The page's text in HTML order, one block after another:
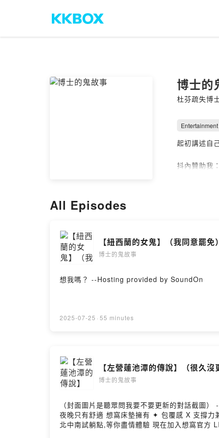
博士的
杜芬疏失博
Entertainment
起初講述自
抖內贊助我
All Episodes
【紐西蘭的女鬼】（我同意罷免
博士的鬼故事
想我嗎？ --Hosting provided by SoundOn
2025-07-25 · 55 minutes
【左營蓮池潭的傳說】（很久
博士的鬼故事
（封面圖片是聽眾問我要不要更新的對話截圖
夜晚只有舒適 想窩床墊擁有 ✦ 包覆感 X 支撐力兼具的舒適躺感 ✦ 優秀的控溫能力,讓冬暖夏涼不再只是形容詞 ✦ 提供百晚試睡|免費回收舊床|免費送達|十年保固 ✦
北中南試躺點,等你盡情體驗 現在加入想窩官方 LINE 帳號,還可以領取優惠! 想窩官網|https://bit.ly/